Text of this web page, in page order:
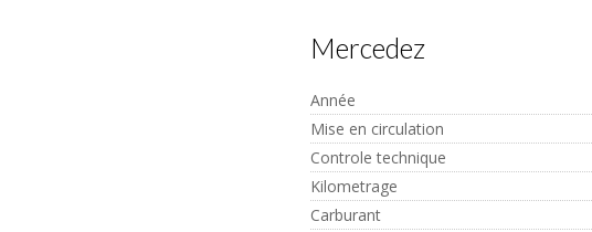
Mercedez
Année
Mise en circulation
Controle technique
Kilometrage
Carburant